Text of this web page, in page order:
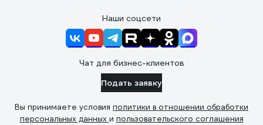
Наши соцсети
Чат для бизнес-клиентов
Подать заявку
Вы принимаете условия политики в отношении обработки
персональных данных и пользовательского соглашения